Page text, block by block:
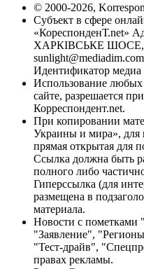
© 2000-2026,
Субъект в сфере
«КореспонденТ.net»
ХАРКІВСЬКЕ ШОСЕ,
Идентификатор медиа
Использование
сайте, разрешается
Корреспондент.net.
При копировании
Украины и мира», для
прямая открытая для
Ссылка должна быть
полного либо
Гиперссылка (для
размещена в
материала.
Новости с
"Заявление",
"Тест-драйв",
правах рекламы.